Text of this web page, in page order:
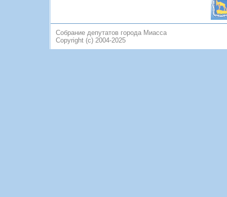
Собрание депутатов города Миасса
Copyright (c) 2004-2025